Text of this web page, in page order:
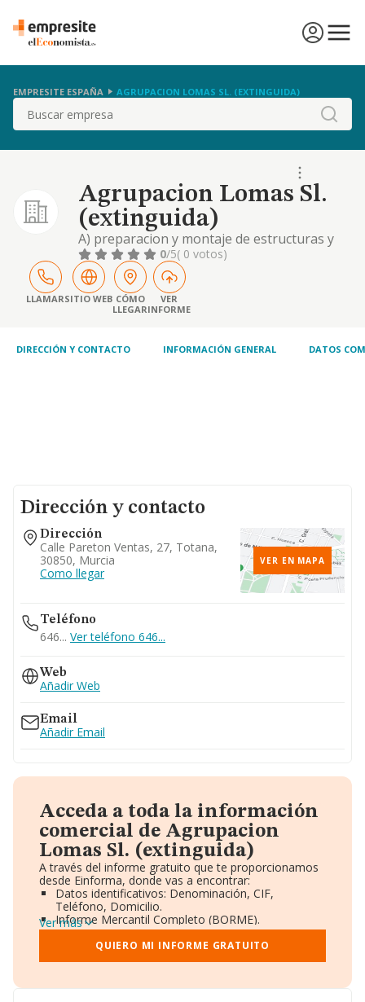
EMPRESITE ESPAÑA AGRUPACION LOMAS SL. (EXTINGUIDA)
Buscar
Agrupacion Lomas Sl.
(extinguida)
A) preparacion y montaje de estructuras y
cubiertas y cubriciones en edificaciones y en
obras civiles. b) construccion completa,
reparacion y conservacion de toda clase de
edificaciones, incluso viviendas de proteccion
oficial, asi como la venta, arrendamiento o
0/5( 0 votos)
LLAMARSITIO WEB CÓMO
LLEGAR
VER
INFORME
DIRECCIÓN Y CONTACTO INFORMACIÓN GENERAL DATOS
Dirección y contacto
Dirección
Calle Pareton Ventas, 27, Totana,
30850, Murcia
Como llegar
VER EN MAPA
Teléfono
646... Ver teléfono 646...
Web
Añadir Web
Email
Añadir Email
Acceda a toda la información
comercial de Agrupacion
Lomas Sl. (extinguida)
A través del informe gratuito que te proporcionamos
desde Einforma, donde vas a encontrar:
Datos identificativos: Denominación, CIF,
Teléfono, Domicilio.
Informe Mercantil Completo (BORME).
Gráficos de Evolución Ventas y Empleados.
Consejo de Administración y Administradores.
Directivos y Ejecutivos.
Ver más
QUIERO MI INFORME GRATUITO